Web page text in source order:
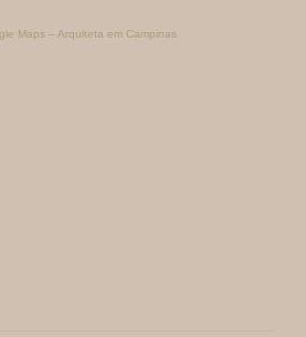
Maps – Arquiteta em Campinas